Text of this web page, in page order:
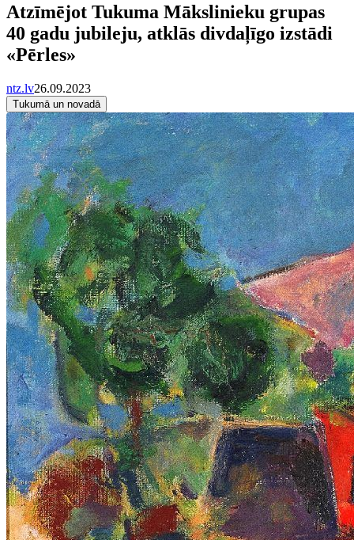
Atzīmējot Tukuma Mākslinieku grupas
40 gadu jubileju, atklās divdaļīgo izstādi
«Pērles»
ntz.lv26.09.2023
Tukumā un novadā